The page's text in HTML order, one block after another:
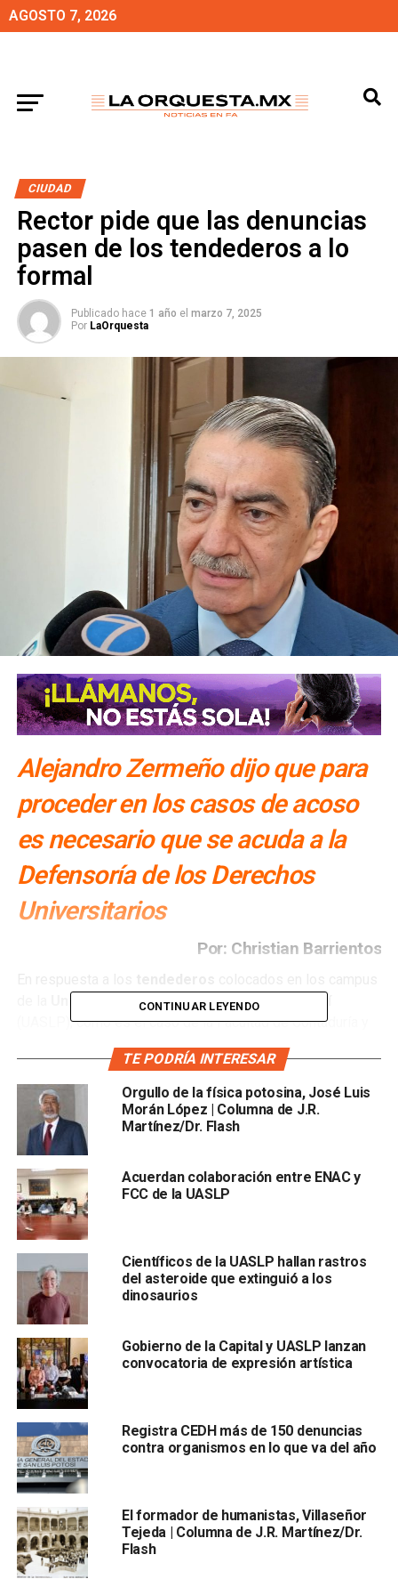
AGOSTO 7, 2026
CIUDAD
Rector pide que las denuncias
pasen de los tendederos a lo
formal
Publicado hace 1 año el marzo 7, 2025
Por LaOrquesta
Alejandro Zermeño dijo que para
proceder en los casos de acoso
es necesario que se acuda a la
Defensoría de los Derechos
Universitarios
Por: Christian Barrientos
Universidad Autónoma de San Luis Potosí
(UASLP), como es el caso de la Facultad de Contaduría y
institución, exhortó a las estudiantes a realizar las
denuncias por acoso en las instancias
correspondientes.
En este aspecto, la entidad con facultad para recibir estas
denuncias es la
Defensoría de los Derechos
Universitarios
, la cual es responsable de proteger y promover los
derechos de las personas universitarias, que incluye
atender los casos de
sexual y violencia de género.
El rector aclaró que “cuando las denuncias se hacen de
forma anónima no se puede hacer nada respecto al caso”.
También lee:
UASLP protege Edificio Central con
mensajes alusivos al 8M
CONTINUAR LEYENDO
TE PODRÍA INTERESAR
Orgullo de la física potosina, José Luis
Morán López | Columna de J.R.
Martínez/Dr. Flash
Acuerdan colaboración entre ENAC y
FCC de la UASLP
Científicos de la UASLP hallan rastros
del asteroide que extinguió a los
dinosaurios
Gobierno de la Capital y UASLP lanzan
convocatoria de expresión artística
Registra CEDH más de 150 denuncias
contra organismos en lo que va del año
El formador de humanistas, Villaseñor
Tejeda | Columna de J.R. Martínez/Dr.
Flash